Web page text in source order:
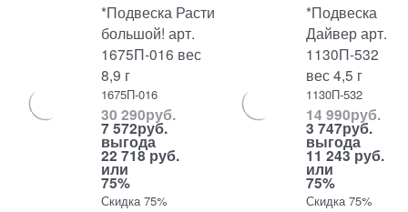
*Подвеска Расти
большой! арт.
1675П-016 вес
8,9 г
1675П-016
30 290руб.
7 572руб.
выгода
22 718 руб.
или
75%
Скидка 75%
*Подвеска
Дайвер арт.
1130П-532
вес 4,5 г
1130П-532
14 990руб.
3 747руб.
выгода
11 243 руб.
или
75%
Скидка 75%